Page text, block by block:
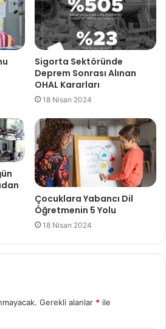
Sigorta Sektöründe
Deprem Sonrası Alınan
OHAL Kararları
18 Nisan 2024
Çocuklara Yabancı Dil
Öğretmenin 5 Yolu
18 Nisan 2024
Gerekli alanlar * ile